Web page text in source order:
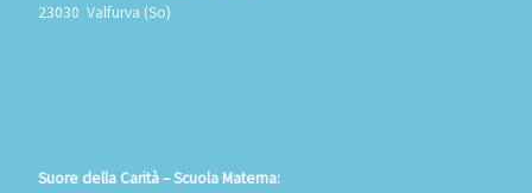
23030 Valfurva (So)
Suore della Carità – Scuola Materna: